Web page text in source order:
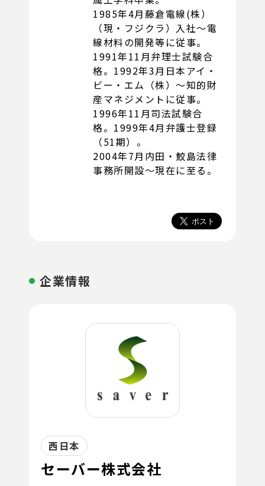
1985年4月藤倉電線(株）
（現・フジクラ）入社〜電
線材料の開発等に従事。
1991年11月弁理士試験合
格。1992年3月日本アイ・
ビー・エム（株）〜知的財
産マネジメントに従事。
1996年11月司法試験合
格。1999年4月弁護士登録
（51期）。
2004年7月内田・鮫島法律
事務所開設〜現在に至る。
企業情報
西日本
セーバー株式会社